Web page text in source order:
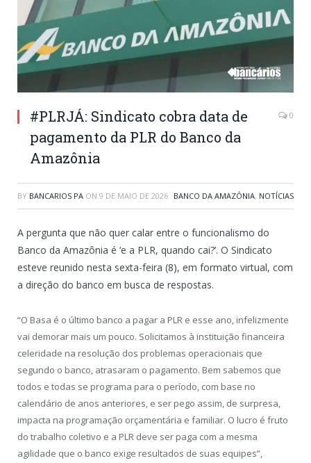
#PLRJÁ: Sindicato cobra data de
pagamento da PLR do Banco da
Amazônia
0
BY BANCARIOS PA ON 9 DE MAIO DE 2026 BANCO DA AMAZÔNIA, NOTÍCIAS
A pergunta que não quer calar entre o funcionalismo do
Banco da Amazônia é ‘e a PLR, quando cai?’. O Sindicato
esteve reunido nesta sexta-feira (8), em formato virtual, com
a direção do banco em busca de respostas.
“O Basa é o último banco a pagar a PLR e esse ano, infelizmente
vai demorar mais um pouco. Solicitamos à instituição financeira
celeridade na resolução dos problemas operacionais que
segundo o banco, atrasaram o pagamento. Bem sabemos que
todos e todas se programa para o período, com base no
calendário de anos anteriores, e ser pego assim, de surpresa,
impacta na programação orçamentária e familiar. O lucro é fruto
do trabalho coletivo e a PLR deve ser paga com a mesma
agilidade que o banco exige resultados de suas equipes”,